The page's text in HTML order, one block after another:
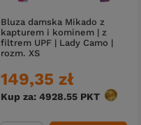
Bluza damska Mikado z
kapturem i kominem | z
filtrem UPF | Lady Camo |
rozm. XS
149,35 zł
Kup za: 4928.55 PKT